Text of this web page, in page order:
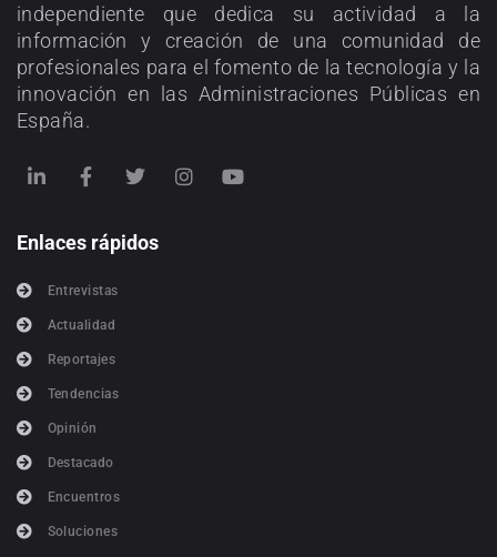
independiente que dedica su actividad a la
información y creación de una comunidad de
profesionales para el fomento de la tecnología y la
innovación en las Administraciones Públicas en
España.
Enlaces rápidos
Entrevistas
Actualidad
Reportajes
Tendencias
Opinión
Destacado
Encuentros
Soluciones